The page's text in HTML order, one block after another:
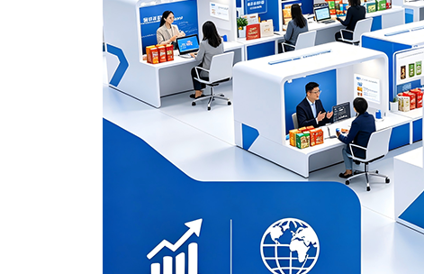
Urdu
Uzbek
Vietnamese
Welsh
Xhosa
Yiddish
Yoruba
Zulu
Kinyarwanda
Turkmen
Uyghur